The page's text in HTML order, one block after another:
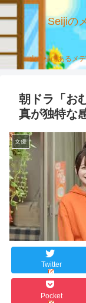
Seijiの
山の様にあるメ
朝ドラ「お
真が独特な
女優
Twitter
Pocket